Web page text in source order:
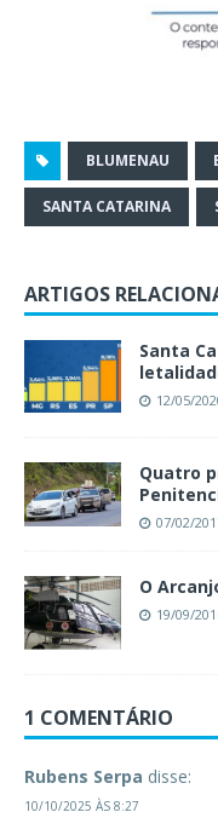
BLUMENAU
SANTA CATARINA
ARTIGOS
Santa
12/05/
Quatro
07/02/
O
19/09/
1 COMENTÁRIO
Rubens Serpa disse:
10/10/2025 ÀS 8:27